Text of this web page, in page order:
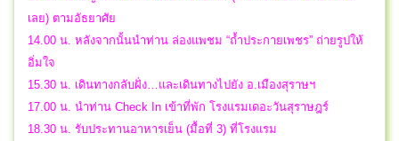
เลย) ตามอัธยาศัย
14.00 น. หลังจากนั้นนำท่าน ล่องแพชม “ถ้ำประกายเพชร” ถ่ายรูปให้
อิ่มใจ
15.30 น. เดินทางกลับฝั่ง…และเดินทางไปยัง อ.เมืองสุราษฯ
17.00 น. นําท่าน Check In เข้าที่พัก โรงแรมเดอะวันสุราษฎร์
18.30 น. รับประทานอาหารเย็น (มื้อที่ 3) ที่โรงแรม